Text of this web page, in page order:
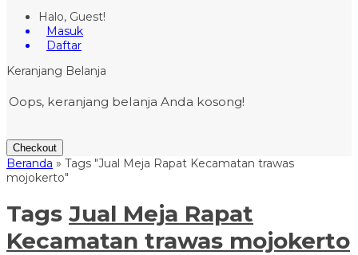
Halo, Guest!
Masuk
Daftar
Keranjang Belanja
Oops, keranjang belanja Anda kosong!
Checkout
Beranda » Tags "Jual Meja Rapat Kecamatan trawas
mojokerto"
Tags Jual Meja Rapat
Kecamatan trawas mojokerto